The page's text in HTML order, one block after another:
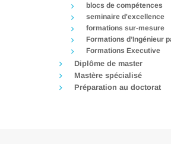
blocs de compétences
seminaire d'excellence
formations sur-mesure
Formations d’Ingénieur
Formations Executive
Diplôme de master
Mastère spécialisé
Préparation au doctorat